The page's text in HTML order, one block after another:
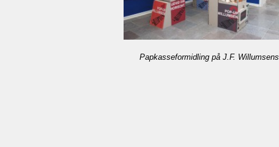
Papkasseformidling på J.F. Willumsens